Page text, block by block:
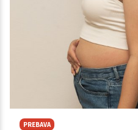
PREBAVA